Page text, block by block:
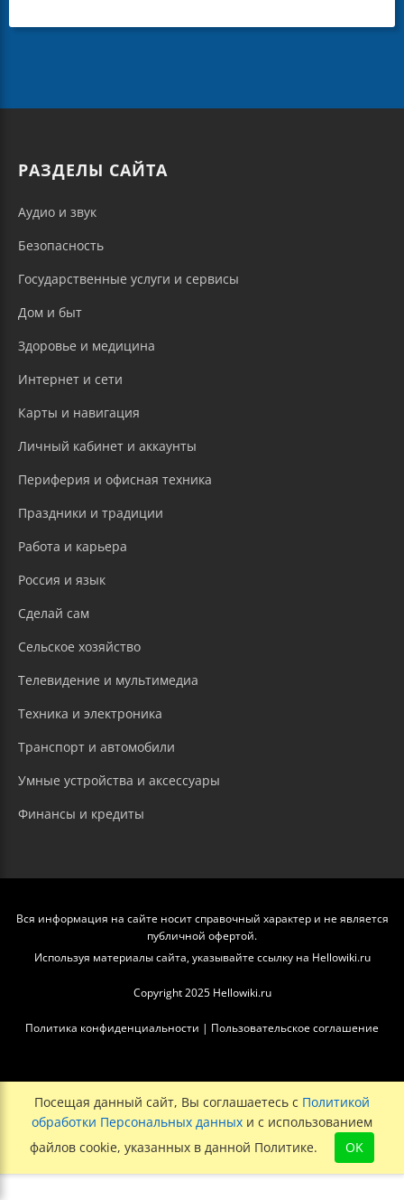
РАЗДЕЛЫ САЙТА
Аудио и звук
Безопасность
Государственные услуги и сервисы
Дом и быт
Здоровье и медицина
Интернет и сети
Карты и навигация
Личный кабинет и аккаунты
Периферия и офисная техника
Праздники и традиции
Работа и карьера
Россия и язык
Сделай сам
Сельское хозяйство
Телевидение и мультимедиа
Техника и электроника
Транспорт и автомобили
Умные устройства и аксессуары
Финансы и кредиты
Вся информация на сайте носит справочный характер и не является
публичной офертой.
Используя материалы сайта, указывайте ссылку на Hellowiki.ru
Copyright 2025 Hellowiki.ru
Политика конфиденциальности | Пользовательское соглашение
Посещая данный сайт, Вы соглашаетесь с Политикой
обработки Персональных данных и с использованием
файлов cookie, указанных в данной Политике.
OK